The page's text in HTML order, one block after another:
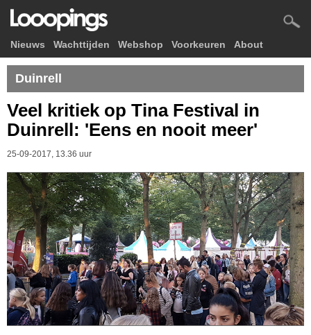
Nieuws Wachttijden Webshop Voorkeuren About
Duinrell
Veel kritiek op Tina Festival in
Duinrell: 'Eens en nooit meer'
25-09-2017, 13.36 uur